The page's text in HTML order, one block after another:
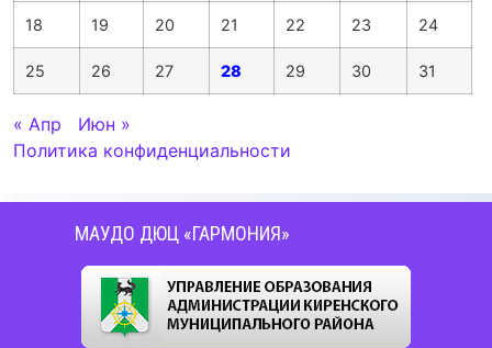
18 19 20 21 22 23 24
25 26 27 28 29 30 31
« Апр
Июн »
Политика конфиденциальности
МАУДО ДЮЦ «ГАРМОНИЯ»